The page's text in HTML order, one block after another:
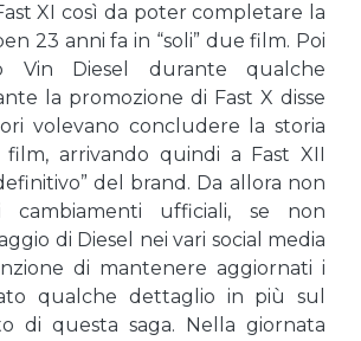
XI così da poter completare la
23 anni fa in “soli” due film. Poi
Vin Diesel durante qualche
la promozione di Fast X disse
volevano concludere la storia
arrivando quindi a Fast XII
del brand. Da allora non
ufficiali, se non
di Diesel nei vari social media
di mantenere aggiornati i
qualche dettaglio in più sul
di questa saga. Nella giornata